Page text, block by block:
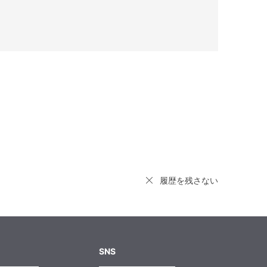
履歴を残さない
SNS